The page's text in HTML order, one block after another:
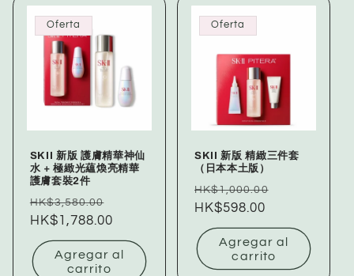
Oferta
SKII 新版 護膚精華神仙
水 + 極緻光蘊煥亮精華
護膚套裝2件
Precio
habitual
HK$3,580.00
de
oferta
HK$1,788.00
Agregar al
carrito
Oferta
SKII 新版 精緻三件套
（日本本土版）
Precio
habitual
HK$1,000.00
oferta
HK$598.00
Agregar al
carrito